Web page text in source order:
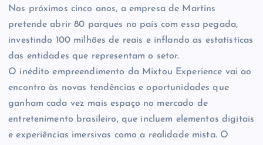
Nos próximos cinco anos, a empresa de Martins
pretende abrir 80 parques no país com essa pegada,
investindo 100 milhões de reais e inflando as estatísticas
das entidades que representam o setor.
O inédito empreendimento da Mixtou Experience vai ao
encontro às novas tendências e oportunidades que
ganham cada vez mais espaço no mercado de
entretenimento brasileiro, que incluem elementos digitais
e experiências imersivas como a realidade mista. O